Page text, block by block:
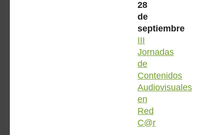
28
de
septiembre
III
Jornadas
de
Contenidos
Audiovisuales
en
Red
C@r